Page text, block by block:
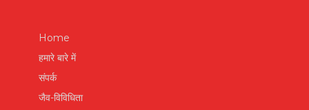
Home
हमारे बारे में
संपर्क
जैव-विविधिता